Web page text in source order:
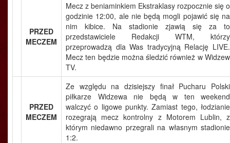
PRZED
MECZEM
Mecz z beniaminkiem Ekstraklasy rozpocznie się o
godzinie 12:00, ale nie będą mogli pojawić się na
nim kibice. Na stadionie zjawią się za to
przedstawiciele Redakcji WTM, którzy
przeprowadzą dla Was tradycyjną Relację LIVE.
Mecz ten będzie można śledzić również w Widzew
TV.
PRZED
MECZEM
Ze względu na dzisiejszy finał Pucharu Polski
piłkarze Widzewa nie będą w ten weekend
walczyć o ligowe punkty. Zamiast tego, łodzianie
rozegrają mecz kontrolny z Motorem Lublin, z
którym niedawno przegrali na własnym stadionie
1:2.